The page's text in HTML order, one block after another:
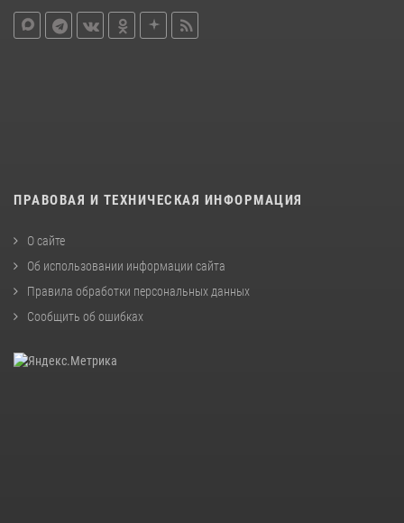
ПРАВОВАЯ И ТЕХНИЧЕСКАЯ ИНФОРМАЦИЯ
О сайте
Об использовании информации сайта
Правила обработки персональных данных
Сообщить об ошибках